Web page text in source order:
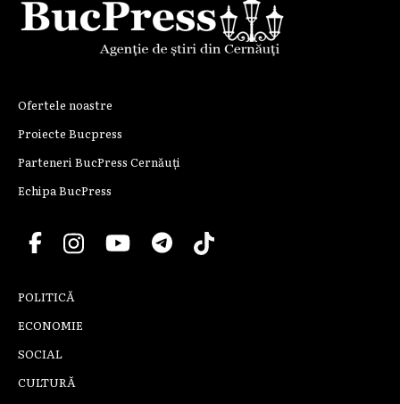
Ofertele noastre
Proiecte Bucpress
Parteneri BucPress Cernăuți
Echipa BucPress
POLITICĂ
ECONOMIE
SOCIAL
CULTURĂ